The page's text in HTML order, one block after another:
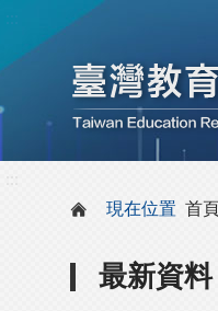
現在位置 首頁
最新資料